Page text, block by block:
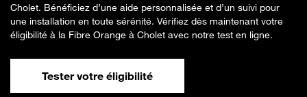
Cholet. Bénéficiez d’une aide personnalisée et d’un suivi pour
une installation en toute sérénité. Vérifiez dès maintenant votre
éligibilité à la Fibre Orange à Cholet avec notre test en ligne.
Tester votre éligibilité